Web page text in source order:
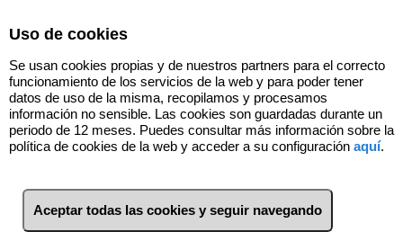
Volver
Uso de cookies
Se usan cookies propias y de nuestros partners para el correcto
funcionamiento de los servicios de la web y para poder tener
datos de uso de la misma, recopilamos y procesamos
información no sensible. Las cookies son guardadas durante un
periodo de 12 meses. Puedes consultar más información sobre la
política de cookies de la web y acceder a su configuración aquí.
Aceptar todas las cookies y seguir navegando